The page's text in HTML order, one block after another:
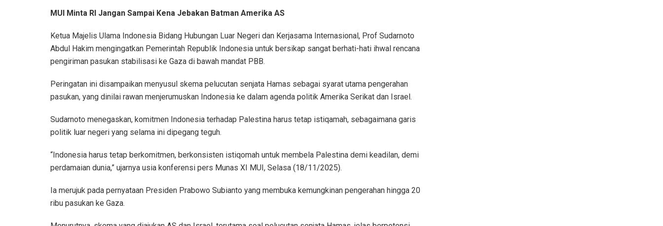
MUI Minta RI Jangan Sampai Kena Jebakan Batman Amerika AS
Ketua Majelis Ulama Indonesia Bidang Hubungan Luar Negeri dan Kerjasama Internasional, Prof Sudarnoto
Abdul Hakim mengingatkan Pemerintah Republik Indonesia untuk bersikap sangat berhati-hati ihwal rencana
pengiriman pasukan stabilisasi ke Gaza di bawah mandat PBB.
Peringatan ini disampaikan menyusul skema pelucutan senjata Hamas sebagai syarat utama pengerahan
pasukan, yang dinilai rawan menjerumuskan Indonesia ke dalam agenda politik Amerika Serikat dan Israel.
Sudarnoto menegaskan, komitmen Indonesia terhadap Palestina harus tetap istiqamah, sebagaimana garis
politik luar negeri yang selama ini dipegang teguh.
“Indonesia harus tetap berkomitmen, berkonsisten istiqomah untuk membela Palestina demi keadilan, demi
perdamaian dunia,” ujarnya usia konferensi pers Munas XI MUI, Selasa (18/11/2025).
Ia merujuk pada pernyataan Presiden Prabowo Subianto yang membuka kemungkinan pengerahan hingga 20
ribu pasukan ke Gaza.